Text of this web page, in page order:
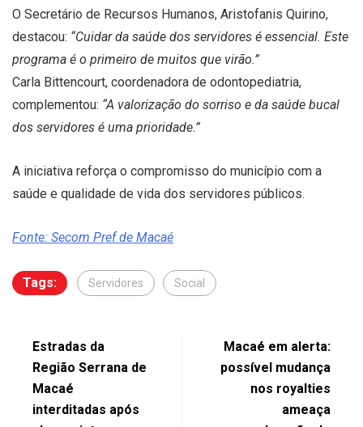
O Secretário de Recursos Humanos, Aristofanis Quirino,
destacou: “Cuidar da saúde dos servidores é essencial. Este
programa é o primeiro de muitos que virão.”
Carla Bittencourt, coordenadora de odontopediatria,
complementou: “A valorização do sorriso e da saúde bucal
dos servidores é uma prioridade.”
A iniciativa reforça o compromisso do município com a
saúde e qualidade de vida dos servidores públicos.
Fonte: Secom Pref de Macaé
Tags: Servidores Social
Estradas da
Região Serrana de
Macaé
interditadas após
Macaé em alerta:
possível mudança
nos royalties
ameaça